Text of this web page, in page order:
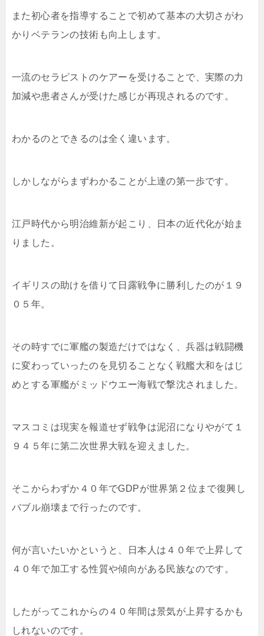
また初心者を指導することで初めて基本の大切さがわ
かりベテランの技術も向上します。
一流のセラピストのケアーを受けることで、実際の力
加減や患者さんが受けた感じが再現されるのです。
わかるのとできるのは全く違います。
しかしながらまずわかることが上達の第一歩です。
江戸時代から明治維新が起こり、日本の近代化が始ま
りました。
イギリスの助けを借りて日露戦争に勝利したのが１９
０５年。
その時すでに軍艦の製造だけではなく、兵器は戦闘機
に変わっていったのを見切ることなく戦艦大和をはじ
めとする軍艦がミッドウエー海戦で撃沈されました。
マスコミは現実を報道せず戦争は泥沼になりやがて１
９４５年に第二次世界大戦を迎えました。
そこからわずか４０年でGDPが世界第２位まで復興し
バブル崩壊まで行ったのです。
何が言いたいかというと、日本人は４０年で上昇して
４０年で加工する性質や傾向がある民族なのです。
したがってこれからの４０年間は景気が上昇するかも
しれないのです。